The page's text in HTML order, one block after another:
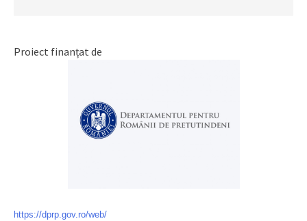
Proiect finanțat de
https://dprp.gov.ro/web/